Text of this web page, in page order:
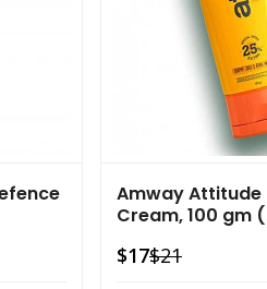
Amway Attitude
Cream, 100 gm
$17$21